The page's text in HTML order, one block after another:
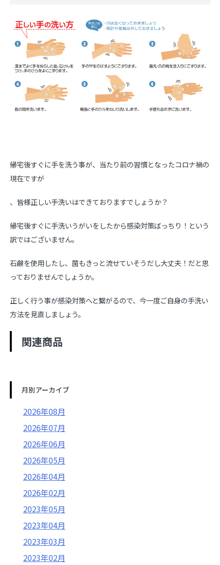
帰宅後すぐに手を洗う事が、当たり前の習慣となったコロナ禍の
現在ですが
、皆様正しい手洗いはできておりますでしょうか？
帰宅後すぐに手洗いうがいをしたから感染対策ばっちり！という
訳ではございません。
石鹸を使用したし、菌もきっと流せていそうだし大丈夫！だと思
っておりませんでしょうか。
正しく行う事が感染対策へと繋がるので、今一度ご自身の手洗い
方法を見直しましょう。
関連商品
月別アーカイブ
2026年08月
2026年07月
2026年06月
2026年05月
2026年04月
2026年02月
2023年05月
2023年04月
2023年03月
2023年02月